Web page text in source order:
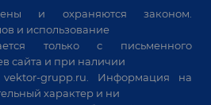
и охраняются законом.
и использование
только с письменного
сайта и при наличии
vektor-grupp.ru . Информация на
характер и ни